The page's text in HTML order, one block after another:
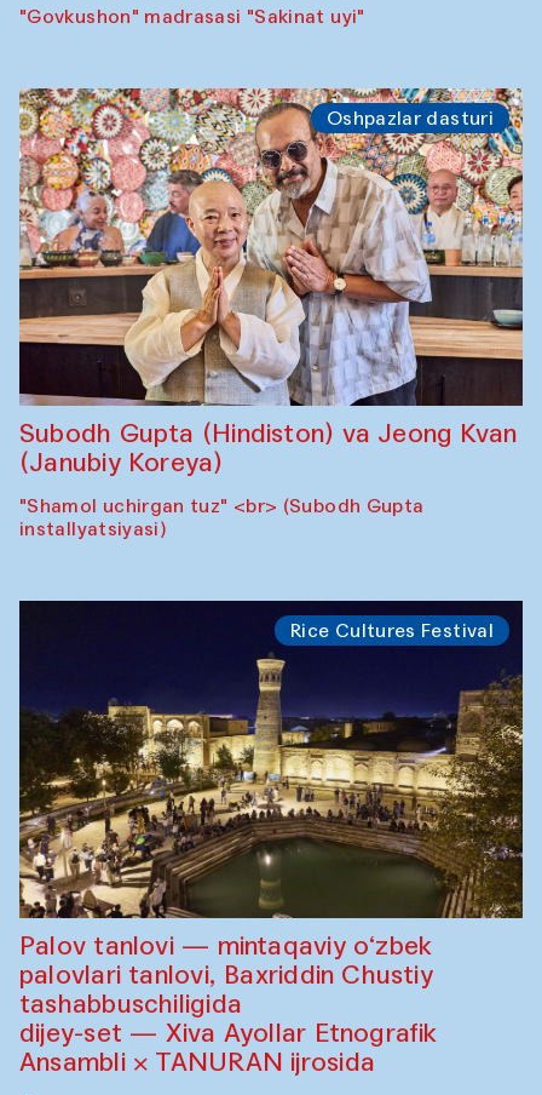
"Govkushon" madrasasi "Sakinat uyi"
Oshpazlar dasturi
Subodh Gupta (Hindiston) va Jeong Kvan
(Janubiy Koreya)
"Shamol uchirgan tuz" <br> (Subodh Gupta
installyatsiyasi)
Rice Cultures Festival
Palov tanlovi — mintaqaviy o‘zbek
palovlari tanlovi, Baxriddin Chustiy
tashabbuschiligida
dijey-set — Xiva Ayollar Etnografik
Ansambli × TANURAN ijrosida